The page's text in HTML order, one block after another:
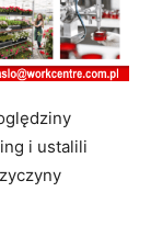
i ustalili